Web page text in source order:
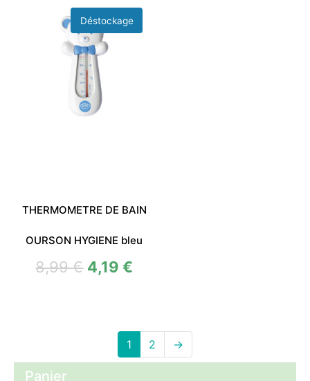
THERMOMETRE DE BAIN
OURSON HYGIENE bleu
8,99€ 4,19€
1 2 →
Panier